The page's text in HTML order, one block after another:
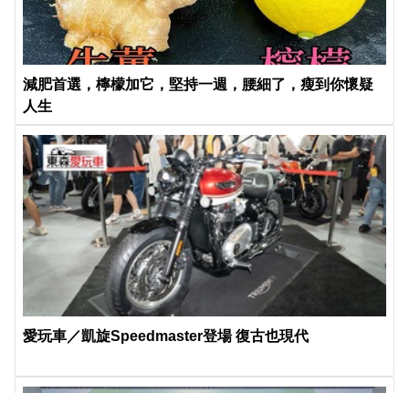
減肥首選，檸檬加它，堅持一週，腰細了，瘦到你懷疑
人生
愛玩車／凱旋Speedmaster登場 復古也現代